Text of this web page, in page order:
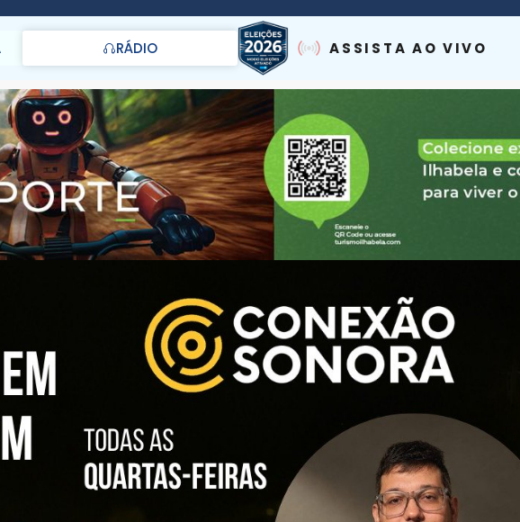
RÁDIO ASSISTA AO VIVO